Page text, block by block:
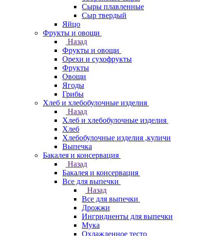
Сыры плавленные
Сыр твердый
Яйцо
Фрукты и овощи
Назад
Фрукты и овощи
Орехи и сухофрукты
Фрукты
Овощи
Ягоды
Грибы
Хлеб и хлебобулочные изделия
Назад
Хлеб и хлебобулочные изделия
Хлеб
Хлебобулочные изделия ,куличи
Выпечка
Бакалея и консервация
Назад
Бакалея и консервация
Все для выпечки
Назад
Все для выпечки
Дрожжи
Ингридиенты для выпечки
Мука
Охлажденное тесто